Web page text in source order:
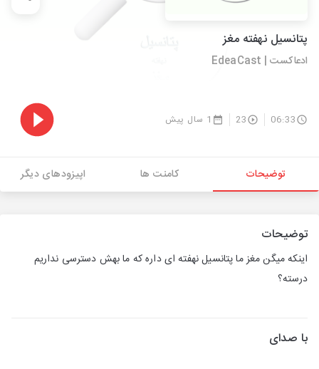
پتانسیل نهفته مغز
ادعاکست | EdeaCast
06:33
23 1 سال پیش
توضیحات کامنت ها اپیزودهای دیگر
توضیحات
اینکه میگن مغز ما پتانسیل نهفته ای داره که ما بهش دسترسی نداریم
درسته؟
با صدای